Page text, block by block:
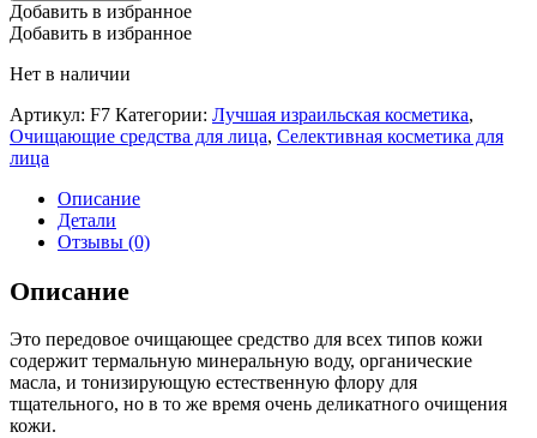
Добавить в избранное
Добавить в избранное
Нет в наличии
Артикул: F7 Категории: Лучшая израильская косметика,
Очищающие средства для лица, Селективная косметика для
лица
Описание
Детали
Отзывы (0)
Описание
Это передовое очищающее средство для всех типов кожи
содержит термальную минеральную воду, органические
масла, и тонизирующую естественную флору для
тщательного, но в то же время очень деликатного очищения
кожи.